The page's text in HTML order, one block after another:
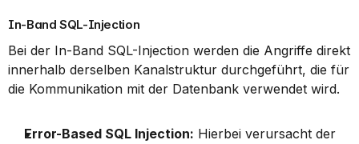
In-Band SQL-Injection
Bei der In-Band SQL-Injection werden die Angriffe direkt
innerhalb derselben Kanalstruktur durchgeführt, die für
die Kommunikation mit der Datenbank verwendet wird.
Error-Based SQL Injection: Hierbei verursacht der